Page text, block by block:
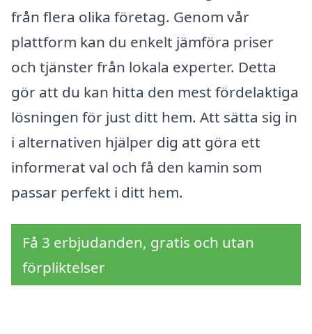
från flera olika företag. Genom vår
plattform kan du enkelt jämföra priser
och tjänster från lokala experter. Detta
gör att du kan hitta den mest fördelaktiga
lösningen för just ditt hem. Att sätta sig in
i alternativen hjälper dig att göra ett
informerat val och få den kamin som
passar perfekt i ditt hem.
Få 3 erbjudanden, gratis och utan
förpliktelser